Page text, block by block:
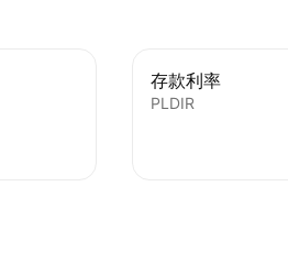
存款利率
PLDIR